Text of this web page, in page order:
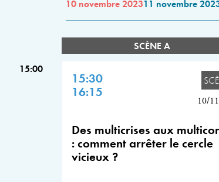
10 novembre 202311 novembre
SCÈNE A
15:00
15:30
16:15
10/
Des multicrises aux
: comment arrêter le cercle
vicieux ?